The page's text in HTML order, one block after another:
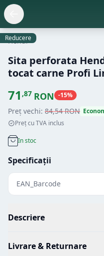
Reducere
Hendi
Sita perforata
tocat carne Profi
71 ,87 RON -15%
Preț vechi: 84,54RON
Preț cu TVA inclus
In stoc
Specificații
EAN_Barcode
Descriere
Livrare & Returnare